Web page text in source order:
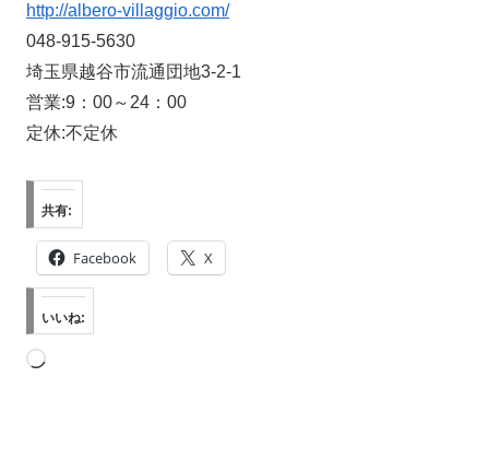
http://albero-villaggio.com/
048-915-5630
埼玉県越谷市流通団地3-2-1
営業:9：00～24：00
定休:不定休
共有:
Facebook X
いいね:
読